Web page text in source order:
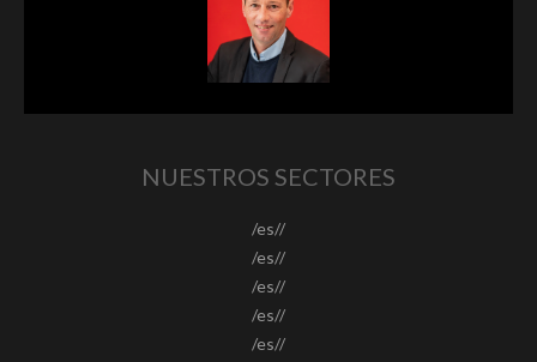
NUESTROS SECTORES
/es//
/es//
/es//
/es//
/es//